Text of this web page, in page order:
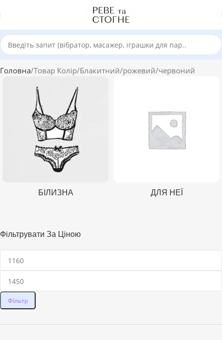
Головна Товар Колір Блакитний/рожевий/червоний
БІЛИЗНА ДЛЯ НЕЇ
Фільтрувати За Ціною
Фільтр